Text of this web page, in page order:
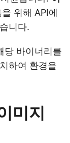
위해 API에
니다.
당 바이너리를
하여 환경을
미지